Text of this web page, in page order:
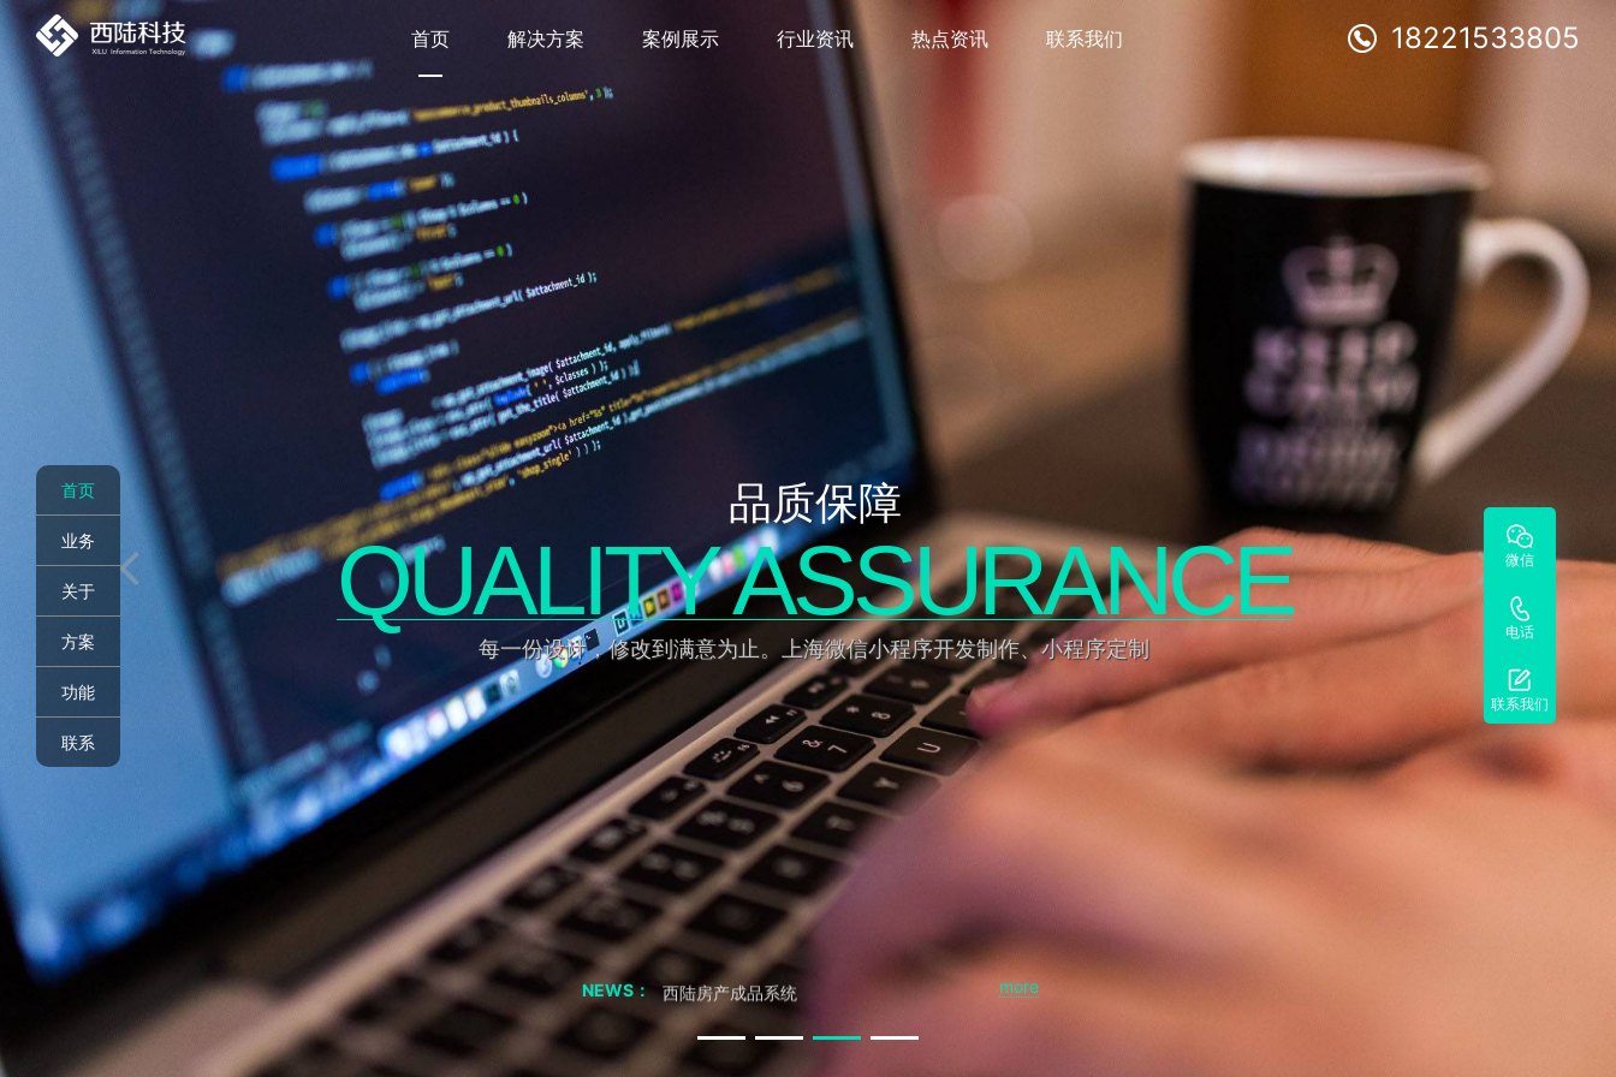
首页 解决方案 案例展示 行业资讯 热点资讯 联系我们 18221533805
首页
业务
关于
方案
功能
联系
品质保障
QUALITY ASSURANCE
每一份设计，修改到满意为止。上海微信小程序开发制作、小程序定制
NEWS：
聊聊 交友APP 小程序
如果我从非正规渠道采购，会有什么风险？
采购成品系统代码一定要正规渠道吗
西陆招聘成品系统
西陆房产成品系统
西陆家政成品系统
西陆教育成品系统
more
微信
电话
联系我们